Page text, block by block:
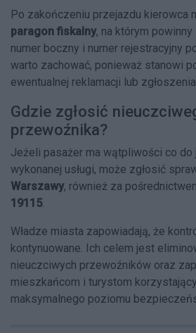
Po zakończeniu przejazdu kierowca
paragon fiskalny, na którym powinny
numer boczny i numer rejestracyjny
warto zachować, ponieważ stanowi
ewentualnej reklamacji lub
Gdzie zgłosić
przewoźnika?
Jeżeli pasażer ma wątpliwości co do
wykonanej usługi, może zgłosić
Warszawy, również za
19115.
Władze miasta zapowiadają, że
kontynuowane. Ich celem jest
nieuczciwych przewoźników oraz
mieszkańcom i turystom
maksymalnego poziomu